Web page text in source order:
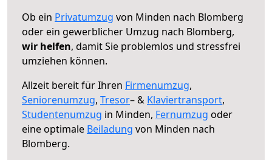
Ob ein Privatumzug von Minden nach Blomberg
oder ein gewerblicher Umzug nach Blomberg,
wir helfen, damit Sie problemlos und stressfrei
umziehen können.
Allzeit bereit für Ihren Firmenumzug,
Seniorenumzug, Tresor– & Klaviertransport,
Studentenumzug in Minden, Fernumzug oder
eine optimale Beiladung von Minden nach
Blomberg.